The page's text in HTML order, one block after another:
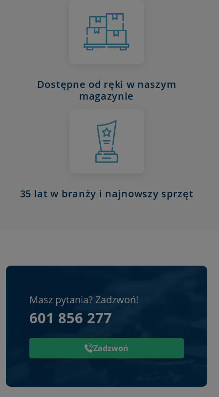
Dostępne od ręki w naszym
magazynie
35 lat w branży i najnowszy sprzęt
Masz pytania? Zadzwoń!
601 856 277
Zadzwoń